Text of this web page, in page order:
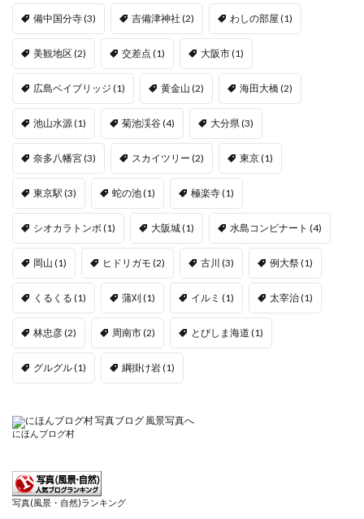
備中国分寺(3) 吉備津神社 (2) わしの部屋 (1)
美観地区(2) 交差点 (1) 大阪市(1)
広島ベイブリッジ (1) 黄金山 (2) 海田大橋(2)
池山水源(1) 菊池渓谷(4) 大分県 (3)
奈多八幡宮(3) スカイツリー (2) 東京(1)
東京駅 (3) 蛇の池(1) 極楽寺(1)
シオカラトンボ (1) 大阪城(1) 水島コンビナート (4)
岡山 (1) ヒドリガモ (2) 古川 (3) 例大祭(1)
くるくる (1) 蒲刈 (1) イルミ (1) 太宰治(1)
林忠彦(2) 周南市(2) とびしま海道 (1)
グルグル(1) 綱掛け岩(1)
にほんブログ村
写真(風景・自然)ランキング